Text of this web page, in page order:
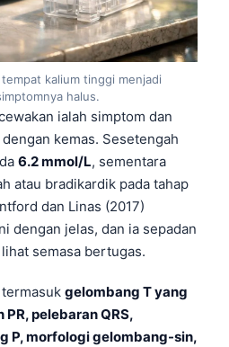
kalium tinggi menjadi
halus.
ialah simptom dan
kemas. Sesetengah
6.2 mmol/L, sementara
atau bradikardik pada tahap
dan Linas (2017)
dengan jelas, dan ia sepadan
semasa bertugas.
gelombang T yang
pelebaran QRS,
P, morfologi gelombang-sin,